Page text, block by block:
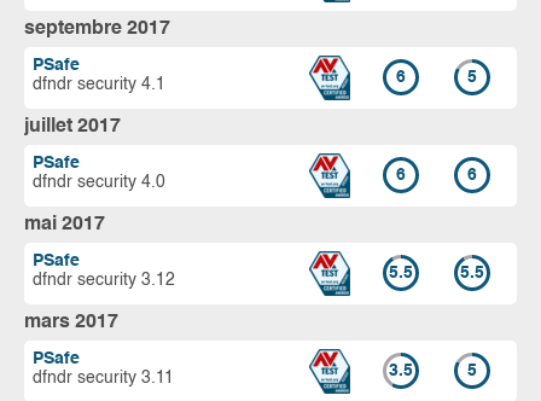
septembre 2017
PSafe
dfndr security 4.1
6 5
juillet 2017
PSafe
dfndr security 4.0
6 6
mai 2017
PSafe
dfndr security 3.12
5.5 5.5
mars 2017
PSafe
dfndr security 3.11
3.5 5